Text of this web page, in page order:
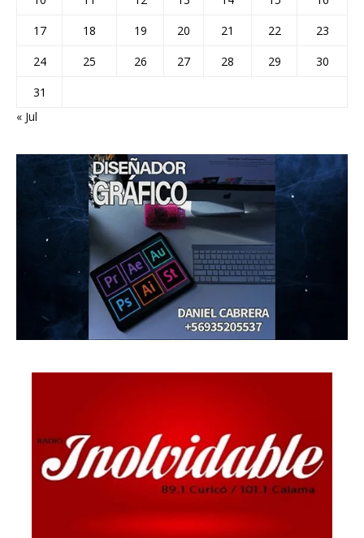
17
18 19 20 21 22
23
24
25 26 27 28 29
30
31
« Jul